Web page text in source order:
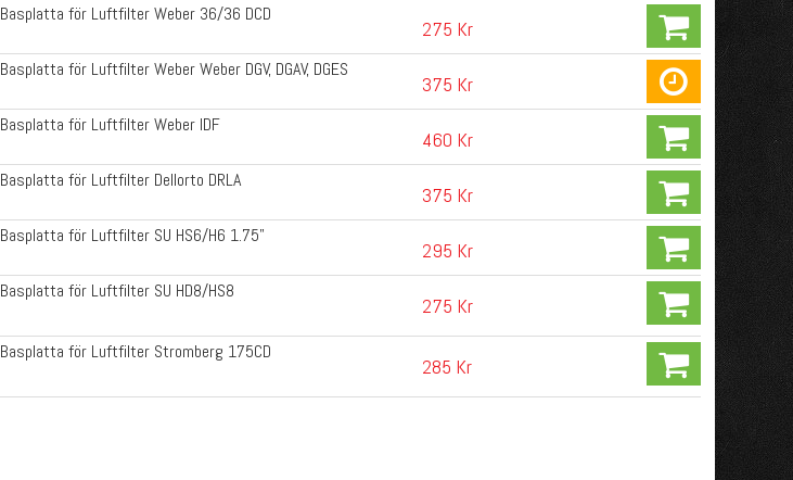
Basplatta för Luftfilter Weber 36/36 DCD
275 Kr
Basplatta för Luftfilter Weber Weber DGV, DGAV, DGES
375 Kr
Basplatta för Luftfilter Weber IDF
460 Kr
Basplatta för Luftfilter Dellorto DRLA
375 Kr
Basplatta för Luftfilter SU HS6/H6 1.75"
295 Kr
Basplatta för Luftfilter SU HD8/HS8
275 Kr
Basplatta för Luftfilter Stromberg 175CD
285 Kr